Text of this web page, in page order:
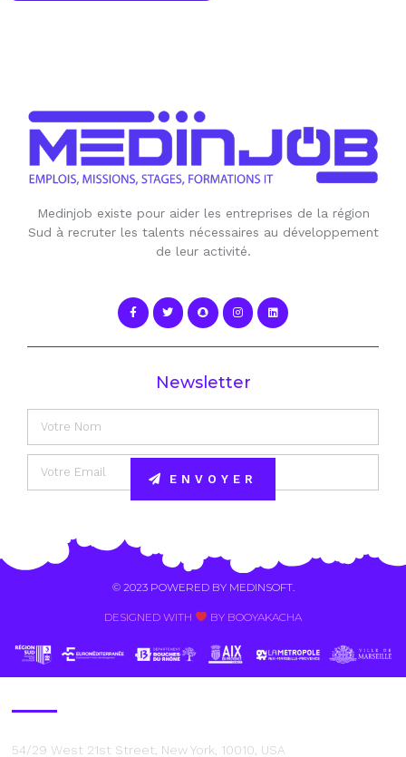
Medinjob existe pour aider les entreprises de la région
Sud à recruter les talents nécessaires au développement
de leur activité.
Newsletter
ENVOYER
© 2023 POWERED BY MEDINSOFT.
DESIGNED WITH BY BOOYAKACHA​
54/29 West 21st Street, New York, 10010, USA